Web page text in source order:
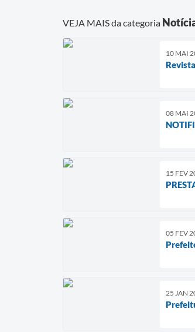
VEJA MAIS da categoria
10 MAI
08 MAI
15 FEV
05 FEV
25 JAN